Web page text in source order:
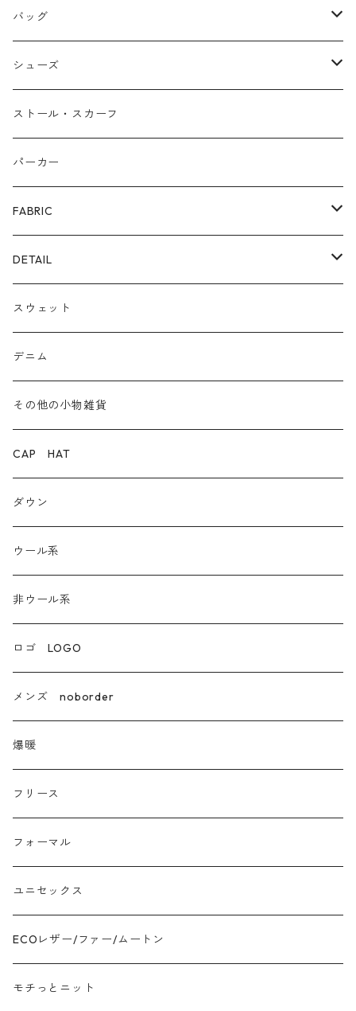
ネックレス
バングル
ピアス/イヤリング
リング
バッグ
本革
布帛
カゴ
ファー
ECOレザー/ファー/ムートン
シューズ
サンダル/ミュール
スニーカー/カジュアルシューズ
パンプス/綺麗めシューズ
ブーツ
ストール・スカーフ
パーカー
FABRIC
裏毛スウェット
爆暖フリース裏起毛
ボア
デニム
ダウン
ダンガリー
ウール系
非ウール系
エコレザー合成皮革
カシミア
ラクーン フェレット フォックス
モヘア
モチッとニット
ツイード
ジャガード
接触冷感
DETAIL
ロゴ
前後２WAY
スウェット
デニム
その他の小物雑貨
CAP HAT
ダウン
ウール系
非ウール系
ロゴ LOGO
メンズ noborder
爆暖
フリース
フォーマル
ユニセックス
ECOレザー/ファー/ムートン
モチっとニット